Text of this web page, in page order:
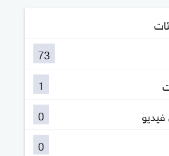
73
1
0
0